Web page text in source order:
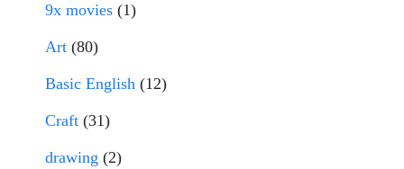
9x movies (1)
Art (80)
Basic English (12)
Craft (31)
drawing (2)